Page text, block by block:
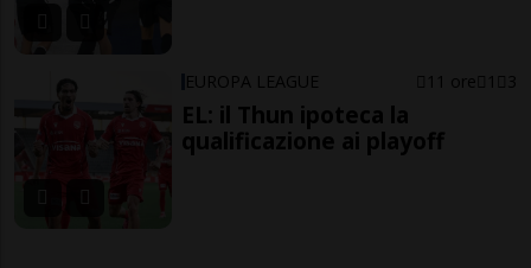
EUROPA LEAGUE 11 ore 1 3
EL: il Thun ipoteca la
qualificazione ai playoff